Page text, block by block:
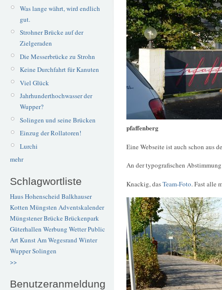
Was lange währt, wird endlich
gut.
Strohner Brücke auf der
Zielgeraden
Die Messerbrücke zu Strohn
Keine Durchfahrt für Kanuten
Viel Glück
Jahrhunderthochwasser der
Wupper?
Solingen und seine Brücken
Einzug der Rollatoren!
Lurchi
mehr
Schlagwortliste
Haus Hohenscheid Balkhauser
Kotten Müngsten Adventskalender
Müngstener BrückeBrückenpark
Güterhallen Werbung WetterPublic
ArtKunstAm Wegesrand Winter
WupperSolingen
>>
Benutzeranmeldung
pfaffenberg
Eine Webseite ist auch schon aus
An der typografischen
Knackig, dasTeam-Foto. Fast alle